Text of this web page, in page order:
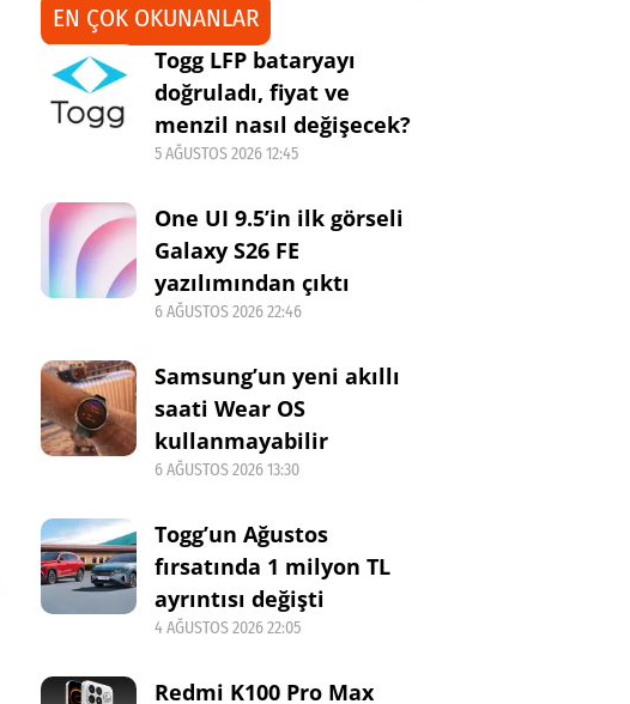
EN ÇOK OKUNANLAR
Togg LFP bataryayı
doğruladı, fiyat ve
menzil nasıl değişecek?
5 AĞUSTOS 2026 12:45
One UI 9.5’in ilk görseli
Galaxy S26 FE
yazılımından çıktı
6 AĞUSTOS 2026 22:46
Samsung’un yeni akıllı
saati Wear OS
kullanmayabilir
6 AĞUSTOS 2026 13:30
Togg’un Ağustos
fırsatında 1 milyon TL
ayrıntısı değişti
4 AĞUSTOS 2026 22:05
Redmi K100 Pro Max